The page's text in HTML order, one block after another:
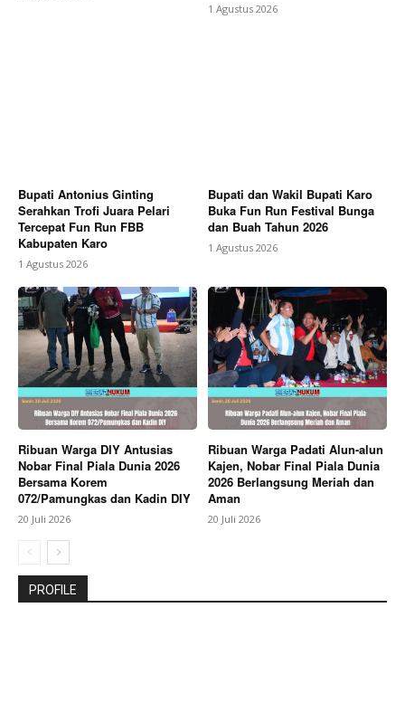
1 Agustus 2026
Bupati Antonius Ginting
Serahkan Trofi Juara Pelari
Tercepat Fun Run FBB
Kabupaten Karo
1 Agustus 2026
Bupati dan Wakil Bupati Karo
Buka Fun Run Festival Bunga
dan Buah Tahun 2026
1 Agustus 2026
Ribuan Warga DIY Antusias
Nobar Final Piala Dunia 2026
Bersama Korem
072/Pamungkas dan Kadin DIY
20 Juli 2026
Ribuan Warga Padati Alun-alun
Kajen, Nobar Final Piala Dunia
2026 Berlangsung Meriah dan
Aman
20 Juli 2026
PROFILE